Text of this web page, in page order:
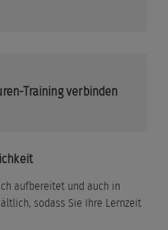
Training verbinden
aufbereitet und auch in
sodass Sie Ihre Lernzeit